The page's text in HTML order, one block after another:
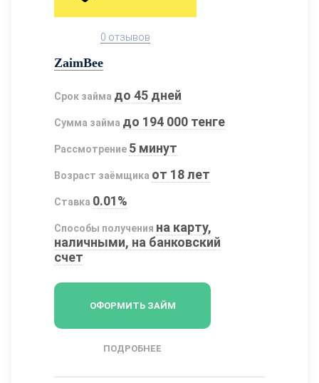
0 отзывов
ZaimBee
Срок займа до 45 дней
Сумма займа до 194 000 тенге
Рассмотрение 5 минут
Возраст заёмщика от 18 лет
Ставка 0.01%
Способы получения на карту,
наличными, на банковский
счет
ОФОРМИТЬ ЗАЙМ
ПОДРОБНЕЕ